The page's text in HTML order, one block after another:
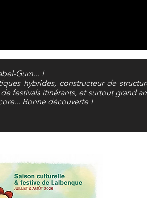
Gum... !
hybrides, constructeur de
festivals itinérants, et surtout grand
Bonne découverte !